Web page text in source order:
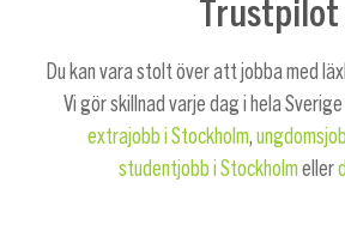
Trustpilot
Du kan vara stolt över att jobba med
Vi gör skillnad varje dag i hela
extrajobb i Stockholm,
studentjobb i Stockholm eller